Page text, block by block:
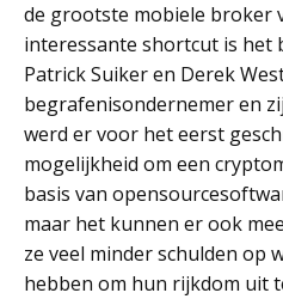
de grootste mobiele broker
interessante shortcut is het
Patrick Suiker en Derek
begrafenisondernemer en
werd er voor het eerst
mogelijkheid om een
basis van
maar het kunnen er ook
ze veel minder schulden op
hebben om hun rijkdom uit